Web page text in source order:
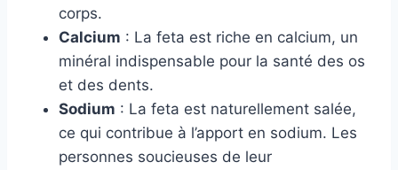
corps.
Calcium : La feta est riche en calcium, un
minéral indispensable pour la santé des os
et des dents.
Sodium : La feta est naturellement salée,
ce qui contribue à l’apport en sodium. Les
personnes soucieuses de leur